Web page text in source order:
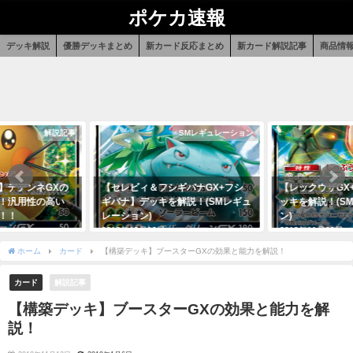
ポケカ速報
デッキ解説 優勝デッキまとめ 新カード反応まとめ 新カード解説記事 商品情
解説記事
デデンネGXの
汎用性の高い
！
SMレギュレーション
【セレビィ＆フシギバナGX+フシ
ギバナ】デッキを解説！(SMレギュ
レーション)
2018年12月12日
【レックウザ
ッキを解説！
ン)
2018年11月29日
ホーム カード 【構築デッキ】ブースターGXの効果と能力を解説！
カード 解説記事
【構築デッキ】ブースターGXの効果と能力を解
説！